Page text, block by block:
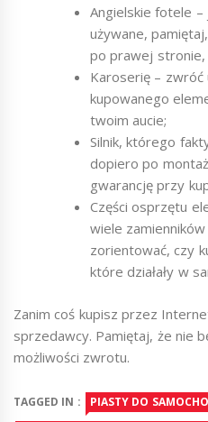
Angielskie fotele
używane,
po prawej stronie,
Karoserię – zwróć
kupowanego
twoim aucie;
Silnik, którego
dopiero po
gwarancję przy
Części osprzętu
wiele
zorientować, czy
które działały w
Zanim coś kupisz przez
sprzedawcy. Pamiętaj, że nie
możliwości zwrotu.
TAGGED IN :
PIASTY DO